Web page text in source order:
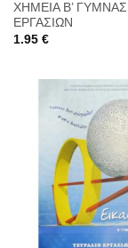
ΧΗΜΕΙΑ Β’
ΕΡΓΑΣΙΩΝ
1.95 €